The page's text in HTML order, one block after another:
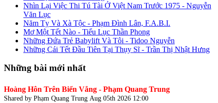
Nhìn Lại Việc Thi Tú Tài Ở Việt Nam Trước 1975 - Nguyễn
Văn Lục
Năm Tỵ Và Xà Tộc - Phạm Đình Lân, F.A.B.I.
Mơ Một Tết Nào - Tiểu Lục Thần Phong
Những Đứa Trẻ Babylift Và Tôi - Tidoo Nguyễn
Những Cái Tết Đầu Tiên Tại Thụy Sĩ - Trần Thị Nhật Hưng
Những bài mới nhất
Hoàng Hôn Trên Biển Vắng - Phạm Quang Trung
Shared by Phạm Quang Trung Aug 05th 2026 12:00